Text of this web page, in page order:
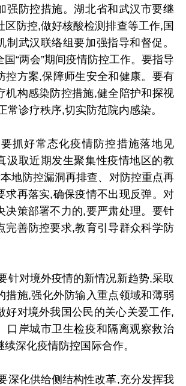
强防控措施。湖北省和武汉市要继
区防控,做好核酸检测排查等工作,国
制武汉联络组要加强指导和督促。
“两会”期间疫情防控工作。要指导
控方案,保障师生安全和健康。要有
机构感染防控措施,健全陪护和探视
常诊疗秩序,切实防范院内感染。
抓好常态化疫情防控措施落地见
汲取近期发生聚集性疫情地区的教
地防控漏洞再排查、对防控重点再
求再落实,确保疫情不出现反弹。对
决策部署不力的,要严肃处理。要针
完善防控要求,教育引导群众科学防
针对境外疫情的新情况新趋势,采取
措施,强化外防输入重点领域和薄弱
好对境外我国公民的关心关爱工作,
口岸城市卫生检疫和隔离观察救治
深化疫情防控国际合作。
深化供给侧结构性改革,充分发挥我